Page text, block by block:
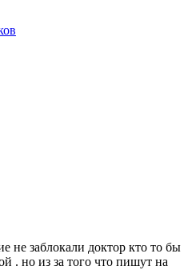
не заблокали доктор кто то бы
. но из за того что пишут на